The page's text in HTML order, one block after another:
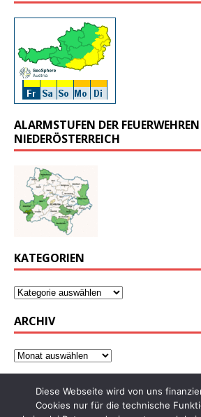
ALARMSTUFEN DER
NIEDERÖSTERREICH
KATEGORIEN
ARCHIV
Diese Webseite wird von uns
Cookies nur für die technische